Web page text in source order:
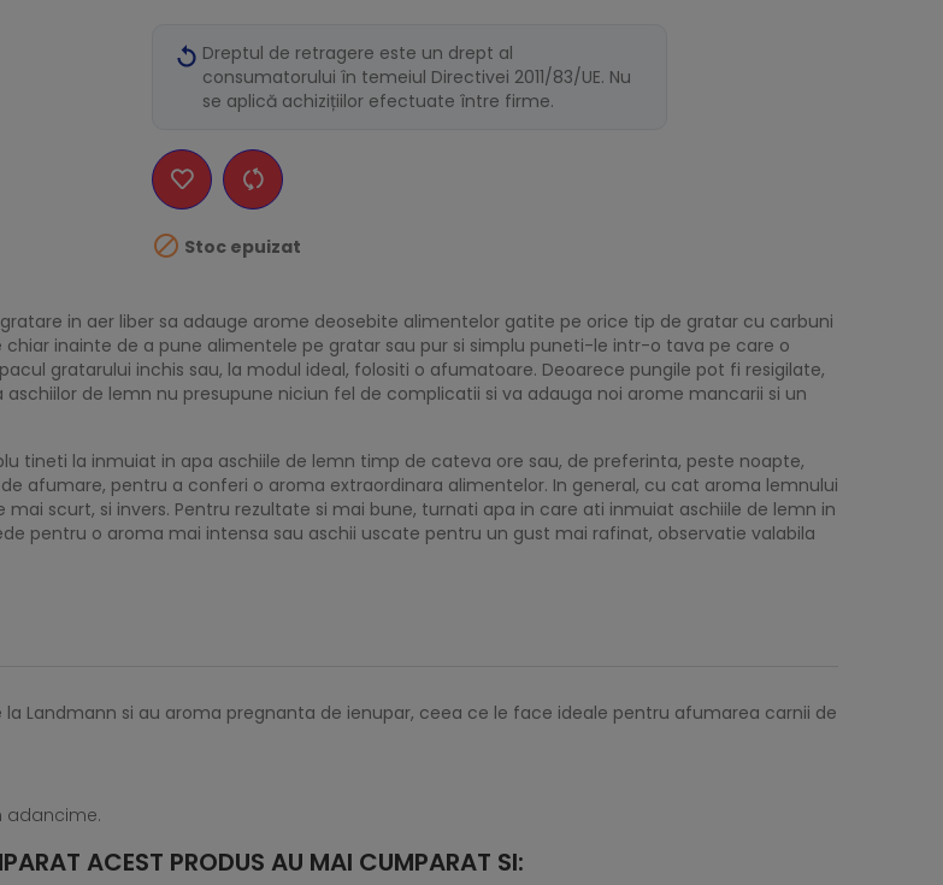
Dreptul de retragere este un drept al
consumatorului în temeiul Directivei 2011/83/UE. Nu
se aplică achizițiilor efectuate între firme.
 Stoc epuizat
in aer liber sa adauge arome deosebite alimentelor gatite pe orice tip de gratar cu carbuni
inainte de a pune alimentele pe gratar sau pur si simplu puneti-le intr-o tava pe care o
gratarului inchis sau, la modul ideal, folositi o afumatoare. Deoarece pungile pot fi resigilate,
de lemn nu presupune niciun fel de complicatii si va adauga noi arome mancarii si un
tineti la inmuiat in apa aschiile de lemn timp de cateva ore sau, de preferinta, peste noapte,
afumare, pentru a conferi o aroma extraordinara alimentelor. In general, cu cat aroma lemnului
scurt, si invers. Pentru rezultate si mai bune, turnati apa in care ati inmuiat aschiile de lemn in
pentru o aroma mai intensa sau aschii uscate pentru un gust mai rafinat, observatie valabila
Landmann si au aroma pregnanta de ienupar, ceea ce le face ideale pentru afumarea carnii de
adancime.
ACEST PRODUS AU MAI CUMPARAT SI: